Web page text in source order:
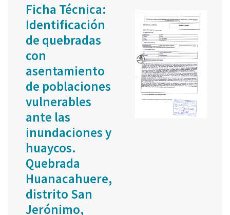
Ficha Técnica:
Identificación
de quebradas
con
asentamiento
de poblaciones
vulnerables
ante las
inundaciones y
huaycos.
Quebrada
Huanacahuere,
distrito San
Jerónimo,